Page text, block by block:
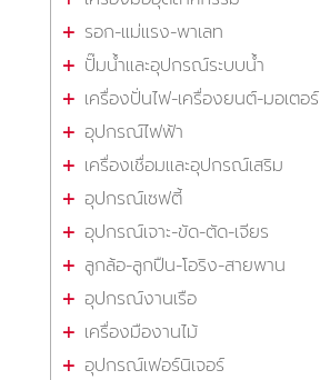
รอก-แม่แรง-พาเลท
ปั๊มน้ำและอุปกรณ์ระบบน้ำ
เครื่องปั่นไฟ-เครื่องยนต์-มอเตอร์
อุปกรณ์ไฟฟ้า
เครื่องเชื่อมและอุปกรณ์เสริม
อุปกรณ์เซฟตี้
อุปกรณ์เจาะ-ขัด-ตัด-เจียร
ลูกล้อ-ลูกปืน-โอริง-สายพาน
อุปกรณ์งานเรือ
เครื่องมืองานไม้
อุปกรณ์เฟอร์นิเจอร์